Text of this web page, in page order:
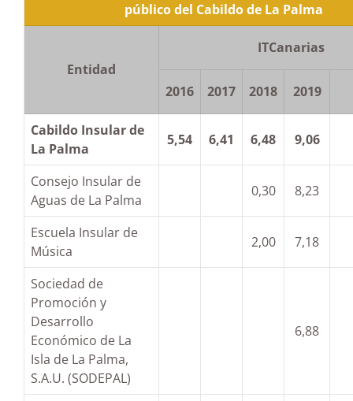
público del Cabildo de La Palma
Entidad
ITCanarias
2016 2017 2018 2019
Cabildo Insular de
La Palma
5,54 6,41 6,48 9,06
Consejo Insular de
Aguas de La Palma
0,30 8,23
Escuela Insular de
Música
2,00 7,18
Sociedad de
Promoción y
Desarrollo
Económico de La
Isla de La Palma,
S.A.U. (SODEPAL)
6,88